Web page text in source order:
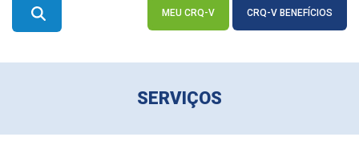
MEU CRQ-V CRQ-V BENEFÍCIOS
SERVIÇOS